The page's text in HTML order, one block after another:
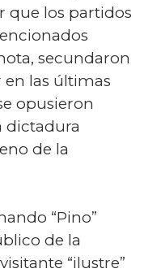
que los partidos
secundaron
en las últimas
opusieron
dictadura
de la
“Pino”
de la
“ilustre”